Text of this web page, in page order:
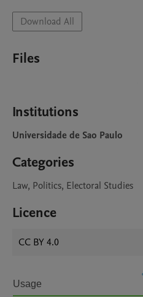
Download All
Files
Institutions
Universidade de Sao Paulo
Categories
Law, Politics, Electoral Studies
Licence
CC BY 4.0
Usage